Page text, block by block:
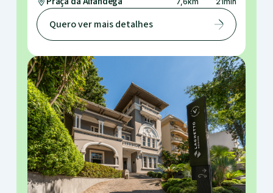
Quero ver mais detalhes